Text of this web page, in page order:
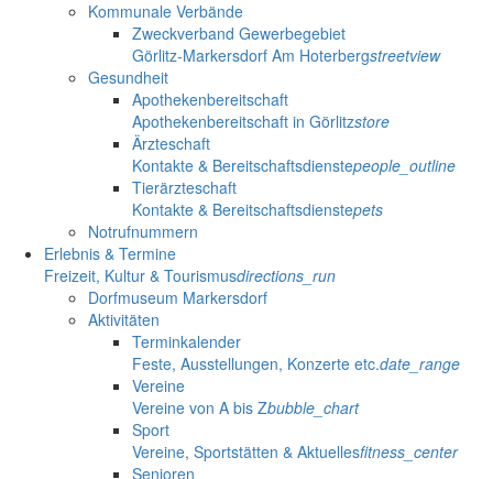
Kommunale Verbände
Zweckverband Gewerbegebiet
Görlitz-Markersdorf Am Hoterbergstreetview
Gesundheit
Apothekenbereitschaft
Apothekenbereitschaft in Görlitzstore
Ärzteschaft
Kontakte & Bereitschaftsdienstepeople_outline
Tierärzteschaft
Kontakte & Bereitschaftsdienstepets
Notrufnummern
Erlebnis & Termine
Freizeit, Kultur & Tourismusdirections_run
Dorfmuseum Markersdorf
Aktivitäten
Terminkalender
Feste, Ausstellungen, Konzerte etc.date_range
Vereine
Vereine von A bis Zbubble_chart
Sport
Vereine, Sportstätten & Aktuellesfitness_center
Senioren